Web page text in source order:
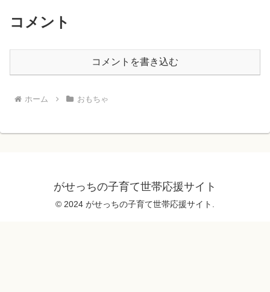
コメント
コメントを書き込む
ホーム おもちゃ
がせっちの子育て世帯応援サイト
© 2024 がせっちの子育て世帯応援サイト.